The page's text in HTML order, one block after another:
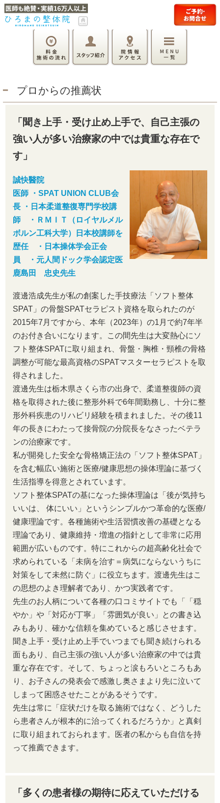
プロからの推薦状
「聞き上手・受け止め上手で、自己主張の
強い人が多い治療家の中では貴重な存在で
す」
誠快醫院
医師 ・SPAT UNION CLUB会
長 ・日本柔道整復専門学校講
師 ・ＲＭＩＴ（ロイヤルメル
ボルン工科大学）日本校講師を
歴任 ・日本操体学会正会
員 ・元人間ドック学会認定医
鹿島田 忠史先生
渡邊浩成先生が私の創案した手技療法「ソフト整体
SPAT」の骨盤SPATセラピスト資格を取られたのが
2015年7月ですから、本年（2023年）の1月で約7年半
のお付き合いになります。この間先生は大変熱心にソ
フト整体SPATに取り組まれ、骨盤・胸椎・頸椎の骨格
調整が可能な最高資格のSPATマスターセラピストを取
得されました。
渡邊先生は栃木県さくら市の出身で、柔道整復師の資
格を取得された後に整形外科で6年間勤務し、十分に整
形外科疾患のリハビリ経験を積まれました。その後11
年の長きにわたって接骨院の分院長をなさったベテラ
ンの治療家です。
私が開発した安全な骨格矯正法の「ソフト整体SPAT」
を含む幅広い施術と医療/健康思想の操体理論に基づく
生活指導を得意とされています。
ソフト整体SPATの基になった操体理論は「後が気持ち
いいは、 体にいい」というシンプルかつ革命的な医療/
健康理論です。各種施術や生活習慣改善の基礎となる
理論であり、健康維持・増進の指針として非常に応用
範囲が広いものです。特にこれからの超高齢化社会で
求められている「未病を治す＝病気にならないうちに
対策をして未然に防ぐ」に役立ちます。渡邊先生はこ
の思想のよき理解者であり、かつ実践者です。
先生のお人柄について各種の口コミサイトでも「「穏
やか」や「対応が丁寧」「雰囲気が良い」との書き込
みもあり、確かな信頼を集めていると感じさせます。
聞き上手・受け止め上手でいつまでも聞き続けられる
面もあり、自己主張の強い人が多い治療家の中では貴
重な存在です。そして、ちょっと涙もろいところもあ
り、お子さんの発表会で感激し奥さまより先に泣いて
しまって困惑させたことがあるそうです。
先生は常に「症状だけを取る施術ではなく、どうした
ら患者さんが根本的に治ってくれるだろうか」と真剣
に取り組まれておられます。医者の私からも自信を持
って推薦できます。
「多くの患者様の期待に応えていただける